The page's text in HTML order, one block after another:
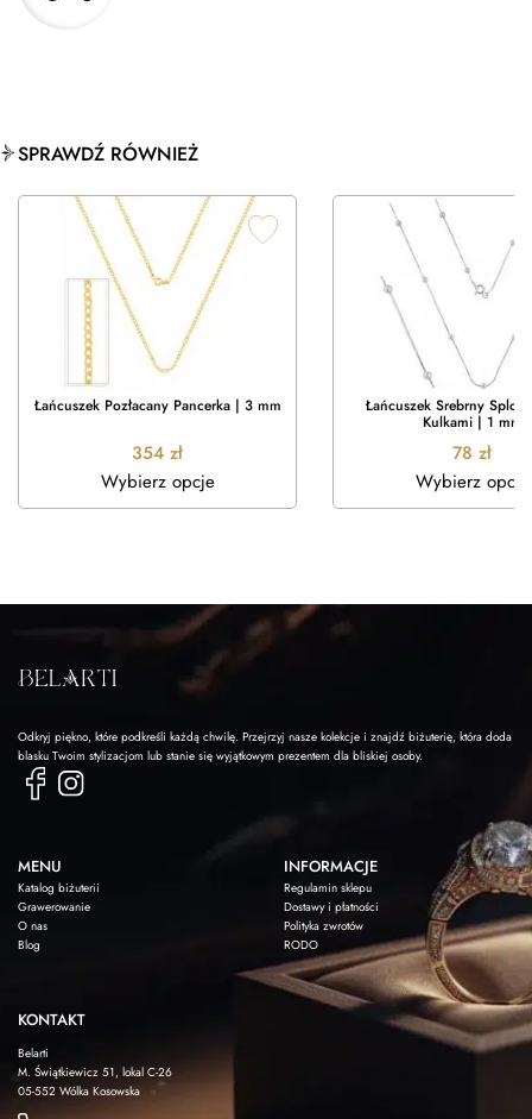
SPRAWDŹ RÓWNIEŻ
Łańcuszek Pozłacany Pancerka | 3 mm
354 zł
Wybierz opcje
Łańcuszek Srebrny Splot
Kulkami | 1 mm
78 zł
Wybierz opcje
Odkryj piękno, które podkreśli każdą chwilę. Przejrzyj nasze kolekcje i znajdź biżuterię, która doda
blasku Twoim stylizacjom lub stanie się wyjątkowym prezentem dla bliskiej osoby.
MENU
Katalog biżuterii
Grawerowanie
O nas
Blog
INFORMACJE
Regulamin sklepu
Dostawy i płatności
Polityka zwrotów
RODO
KONTAKT
Belarti
M. Świątkiewicz 51, lokal C-26
05-552 Wólka Kosowska